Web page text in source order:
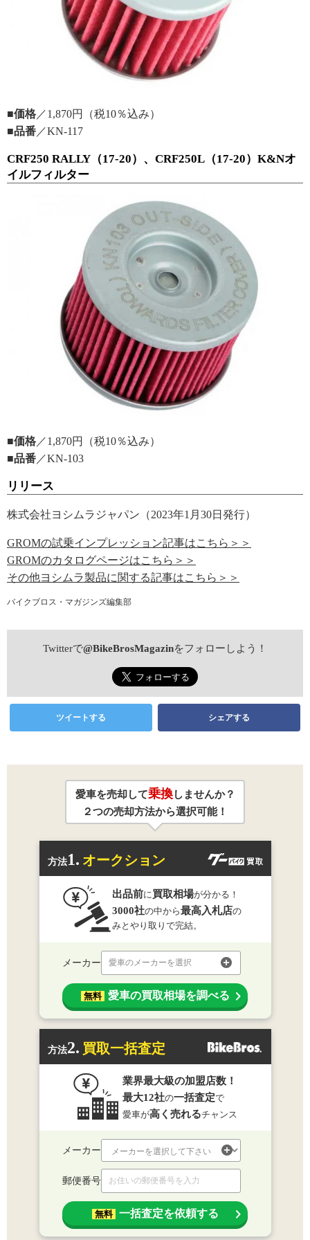
■価格 ／1,870円（税10％込み）
■品番 ／KN-117
CRF250 RALLY（17-20）、CRF250L（17-20）K&Nオ
イルフィルター
■価格 ／1,870円（税10％込み）
■品番 ／KN-103
リリース
株式会社ヨシムラジャパン（2023年1月30日発行）
GROMの試乗インプレッション記事はこちら＞＞
GROMのカタログページはこちら＞＞
その他ヨシムラ製品に関する記事はこちら＞＞
バイクブロス・マガジンズ編集部
Twitterで@BikeBrosMagazinをフォローしよう！
ツイートする シェアする
愛車を売却して乗換しませんか？
２つの売却方法から選択可能！
方法1. オークション
出品前に買取相場が分かる！
3000社の中から最高入札店の
みとやり取りで完結。
メーカー 愛車のメーカーを選択
無料 愛車の買取相場を調べる
方法2. 買取一括査定
業界最大級の加盟店数！
最大12社の一括査定で
愛車が高く売れるチャンス
メーカー
郵便番号
無料 一括査定を依頼する